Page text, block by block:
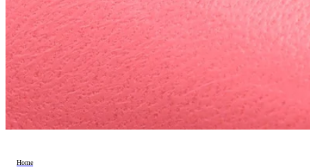
Home